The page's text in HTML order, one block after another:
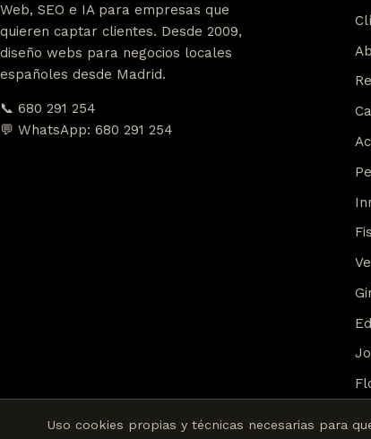
Web, SEO e IA para empresas que
quieren captar clientes. Desde 2009,
diseño webs para negocios locales
españoles desde Madrid.
📞 680 291 254
💬 WhatsApp: 680 291 254
Uso cookies propias y técnicas necesarias para